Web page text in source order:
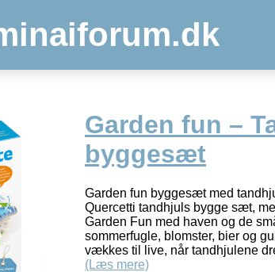
Garden fun –
byggesæt
Garden fun byggesæt med
Quercetti tandhjuls bygge sæt,
Garden Fun med haven og de
sommerfugle, blomster, bier og
vækkes til live, når tandhjulene
(Læs mere)